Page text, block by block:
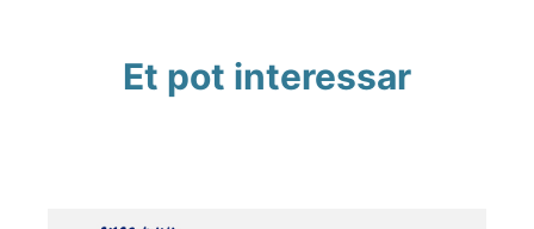
Et pot interessar